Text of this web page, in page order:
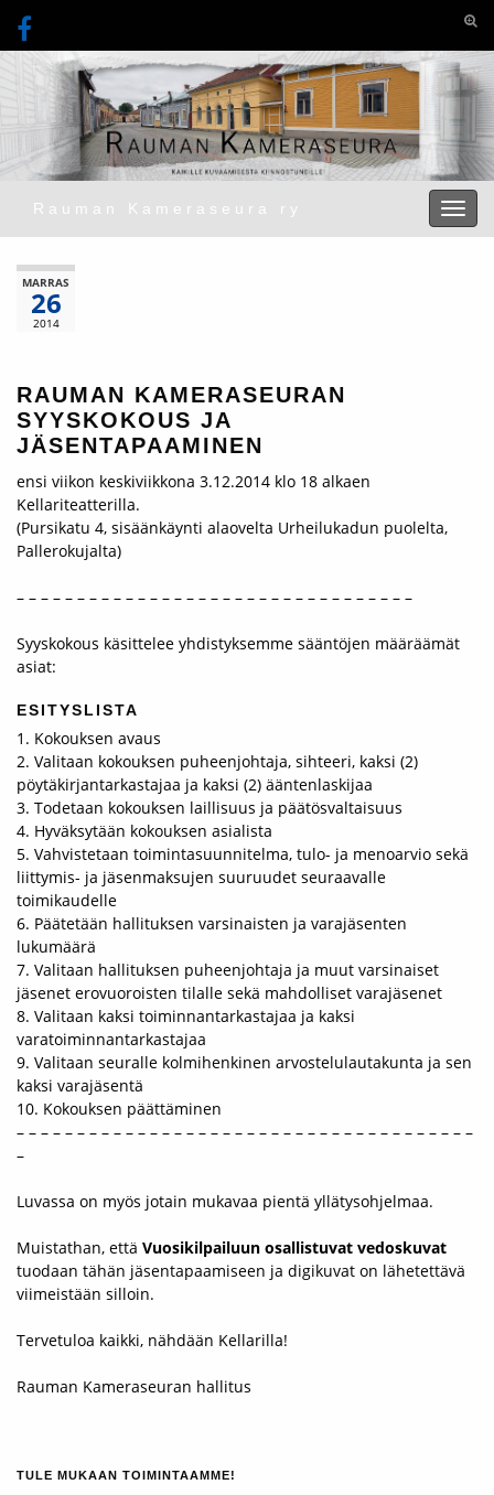
Rauman Kameraseura ry
MARRAS
26
2014
RAUMAN KAMERASEURAN
SYYSKOKOUS JA
JÄSENTAPAAMINEN
ensi viikon keskiviikkona 3.12.2014 klo 18 alkaen
Kellariteatterilla.
(Pursikatu 4, sisäänkäynti alaovelta Urheilukadun puolelta,
Pallerokujalta)
– – – – – – – – – – – – – – – – – – – – – – – – – – – – – – – – –
Syyskokous käsittelee yhdistyksemme sääntöjen määräämät
asiat:
ESITYSLISTA
1. Kokouksen avaus
2. Valitaan kokouksen puheenjohtaja, sihteeri, kaksi (2)
pöytäkirjantarkastajaa ja kaksi (2) ääntenlaskijaa
3. Todetaan kokouksen laillisuus ja päätösvaltaisuus
4. Hyväksytään kokouksen asialista
5. Vahvistetaan toimintasuunnitelma, tulo- ja menoarvio sekä
liittymis- ja jäsenmaksujen suuruudet seuraavalle
toimikaudelle
6. Päätetään hallituksen varsinaisten ja varajäsenten
lukumäärä
7. Valitaan hallituksen puheenjohtaja ja muut varsinaiset
jäsenet erovuoroisten tilalle sekä mahdolliset varajäsenet
8. Valitaan kaksi toiminnantarkastajaa ja kaksi
varatoiminnantarkastajaa
9. Valitaan seuralle kolmihenkinen arvostelulautakunta ja sen
kaksi varajäsentä
10. Kokouksen päättäminen
– – – – – – – – – – – – – – – – – – – – – – – – – – – – – – – – – – – – – –
–
Luvassa on myös jotain mukavaa pientä yllätysohjelmaa.
Muistathan, että Vuosikilpailuun osallistuvat vedoskuvat
tuodaan tähän jäsentapaamiseen ja digikuvat on lähetettävä
viimeistään silloin.
Tervetuloa kaikki, nähdään Kellarilla!
Rauman Kameraseuran hallitus
TULE MUKAAN TOIMINTAAMME!